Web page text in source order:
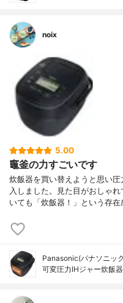
noix
5.00
竈釜の力すごいです
炊飯器を買い替えようと思い
入しました。見た目がおしゃ
いても「炊飯器！」という存
Panasonic(パナソニッ
可変圧力IHジャー炊飯